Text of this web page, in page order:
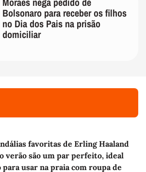
Bolsonaro para receber os filhos
no Dia dos Pais na prisão
domiciliar
favoritas de Erling Haaland
verão são um par perfeito, ideal
usar na praia com roupa de